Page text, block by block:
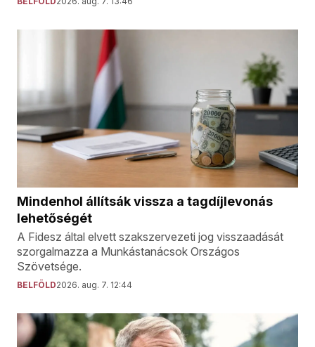
Mindenhol állítsák vissza a tagdíjlevonás
lehetőségét
A Fidesz által elvett szakszervezeti jog visszaadását
szorgalmazza a Munkástanácsok Országos
Szövetsége.
BELFÖLD2026. aug. 7. 12:44